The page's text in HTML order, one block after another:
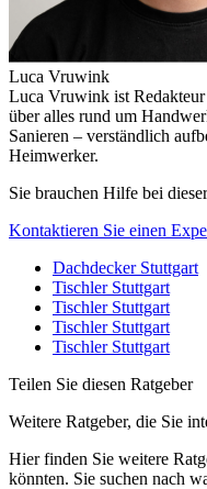
Luca Vruwink
Luca Vruwink ist
über alles rund um
Sanieren – verständlich
Heimwerker.
Sie brauchen Hilfe bei
Kontaktieren Sie einen
Dachdecker Stuttgart
Tischler Stuttgart
Tischler Stuttgart
Tischler Stuttgart
Tischler Stuttgart
Teilen Sie diesen Ratgeber
Weitere Ratgeber, die Sie
Hier finden Sie weitere
könnten. Sie suchen nach